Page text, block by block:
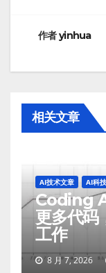
航
作者yinhua
相关文章
AI技术文章 AI科技
Coding
更多代码
工作
8 月 7, 2026